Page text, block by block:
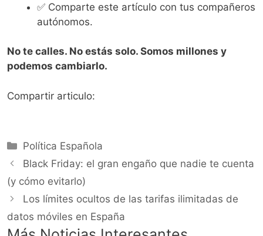
✅ Comparte este artículo con tus compañeros
autónomos.
No te calles. No estás solo. Somos millones y
podemos cambiarlo.
Compartir articulo:
Categorías
Política Española
Black Friday: el gran engaño que nadie te cuenta
(y cómo evitarlo)
Los límites ocultos de las tarifas ilimitadas de
datos móviles en España